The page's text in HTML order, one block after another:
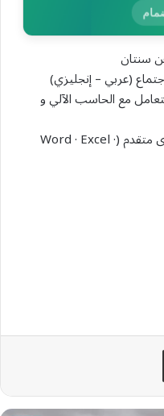
سنتان
(عربي – إنجليزي)
مع الحاسب الآلي و
– مهارة استخدام برامج الأوفيس مستوى متقدم (Word · Excel ·
مشاركة عبر البريد